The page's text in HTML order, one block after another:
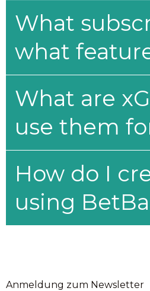
What
what
What are
use them
How do I
using
Anmeldung zum Newsletter